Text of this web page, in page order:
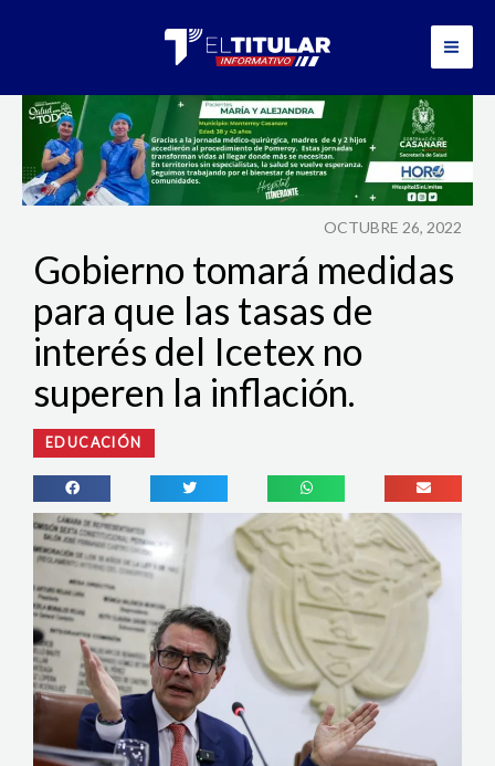
OCTUBRE 26, 2022
Gobierno tomará medidas
para que las tasas de
interés del Icetex no
superen la inflación.
EDUCACIÓN